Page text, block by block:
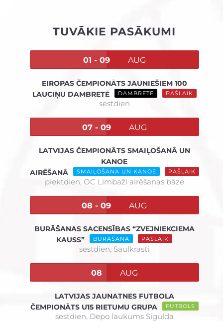
TUVĀKIE PASĀKUMI
01 - 09 AUG
EIROPAS ČEMPIONĀTS JAUNIEŠIEM 100
LAUCIŅU DAMBRETĒ
DAMBRETE PAŠLAIK
sestdien
07 - 09 AUG
LATVIJAS ČEMPIONĀTS SMAIĻOŠANĀ UN
KANOE
AIRĒŠANĀ
SMAIĻOŠANA UN KANOE PAŠLAIK
piektdien, OC Limbaži airēšanas bāze
08 - 09 AUG
BURĀŠANAS SACENSĪBAS “ZVEJNIEKCIEMA
KAUSS”
BURĀŠANA PAŠLAIK
sestdien, Saulkrasti
08 AUG
LATVIJAS JAUNATNES FUTBOLA
ČEMPIONĀTS U15 RIETUMU GRUPA
FUTBOLS
sestdien, Depo laukums Sigulda